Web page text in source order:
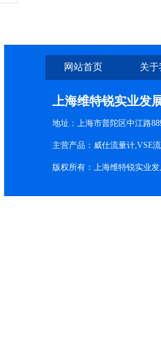
网站首页 关
上海维特锐实业发
地址：上海市普陀区中江路
主营产品：威仕流量计,VSE
版权所有：上海维特锐实业